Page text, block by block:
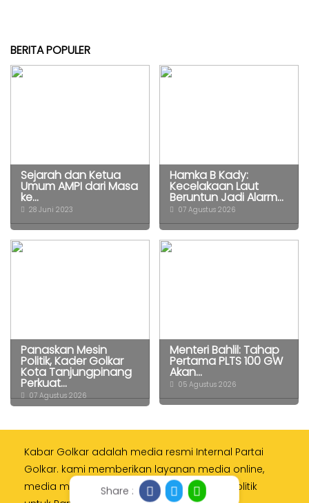
Share :
BERITA POPULER
Sejarah dan Ketua
Umum AMPI dari Masa
ke...
28 Juni 2023
Hamka B Kady:
Kecelakaan Laut
Beruntun Jadi Alarm...
07 Agustus 2026
Panaskan Mesin
Politik, Kader Golkar
Kota Tanjungpinang
Perkuat...
07 Agustus 2026
Menteri Bahlil: Tahap
Pertama PLTS 100 GW
Akan...
05 Agustus 2026
Kabar Golkar adalah media resmi Internal Partai
Golkar. kami memberikan layanan media online,
media monitoring dan kampanye digital politik